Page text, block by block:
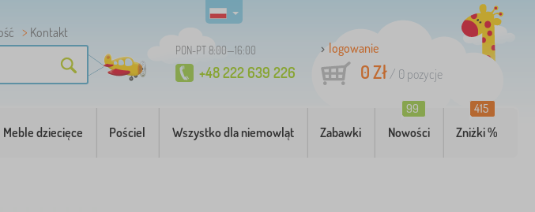
Kontakt
PON-PT 8:00—16:00
+48 222 639 226
logowanie
0 Zł/ 0 pozycje
Meble dziecięce Pościel Wszystko dla niemowląt Zabawki Nowości
99
Zniżki %
415